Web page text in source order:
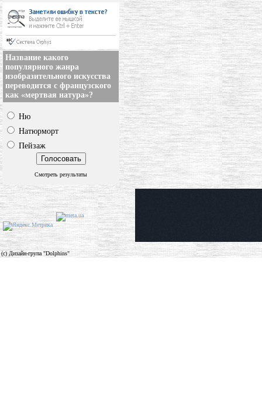
Название какого
популярного жанра
изобразительного искусства
переводится с французского
как «мертвая натура»?
Ню
Натюрморт
Пейзаж
Смотреть результаты
(c) Дизайн-група "Dolphins"